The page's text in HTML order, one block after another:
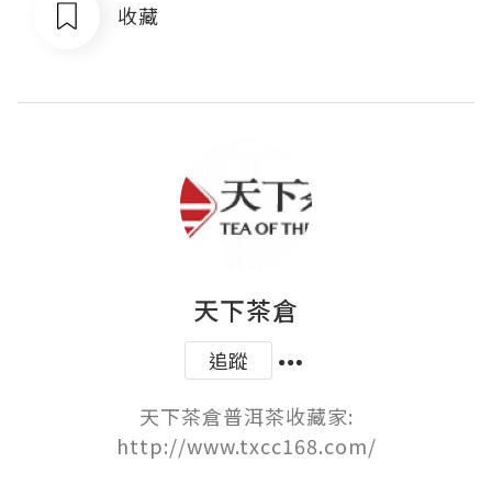
收藏
天下茶倉
追蹤
天下茶倉普洱茶收藏家:
http://www.txcc168.com/